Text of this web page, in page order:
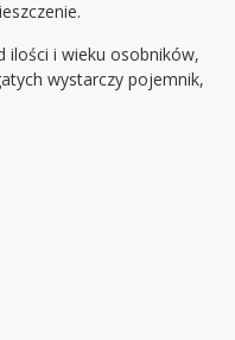
ilości i wieku osobników,
wystarczy pojemnik,